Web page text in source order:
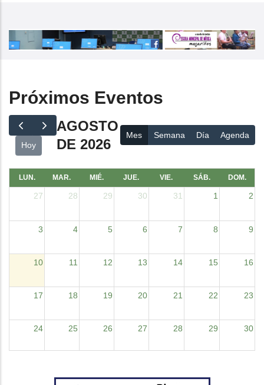
Próximos Eventos
Hoy
AGOSTO
DE 2026
Mes Semana Día Agenda
LUN. MAR. MIÉ. JUE. VIE. SÁB. DOM.
27 28 29 30 31 1 2
3 4 5 6 7 8 9
10 11 12 13 14 15 16
17 18 19 20 21 22 23
24 25 26 27 28 29 30